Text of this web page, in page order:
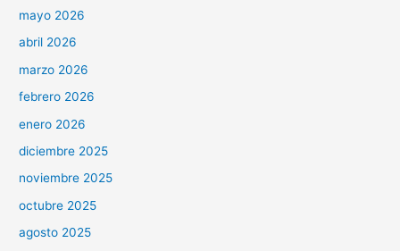
mayo 2026
abril 2026
marzo 2026
febrero 2026
enero 2026
diciembre 2025
noviembre 2025
octubre 2025
agosto 2025